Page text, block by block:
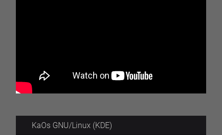
KaOs GNU/Linux (KDE)